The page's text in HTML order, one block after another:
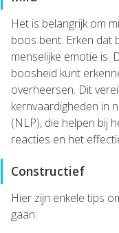
Het is belangrijk om
boos bent. Erken dat
menselijke emotie is.
boosheid kunt
overheersen. Dit
kernvaardigheden in
(NLP), die helpen bij
reacties en het
Constructief
Hier zijn enkele tips
gaan: